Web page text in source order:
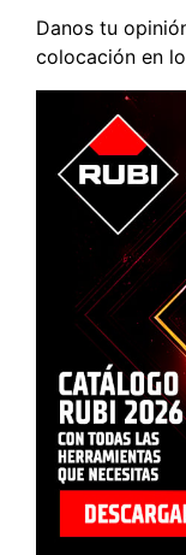
Danos tu
colocación en